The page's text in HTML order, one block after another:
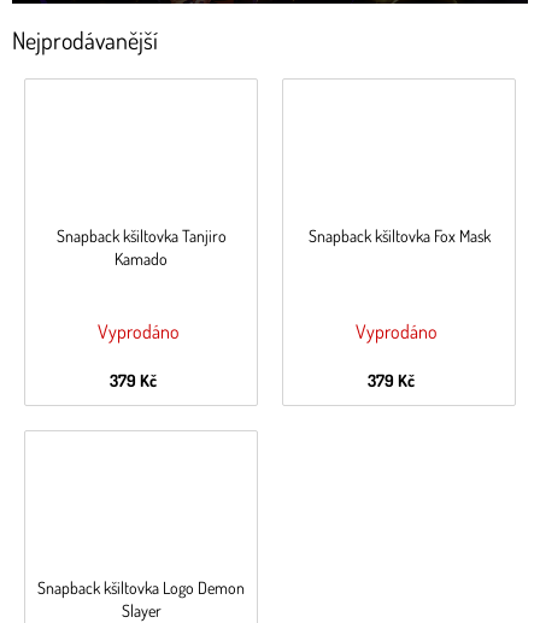
Nejprodávanější
Snapback kšiltovka Tanjiro
Kamado
Vyprodáno
379 Kč
Snapback kšiltovka Fox Mask
Vyprodáno
379 Kč
Snapback kšiltovka Logo Demon
Slayer